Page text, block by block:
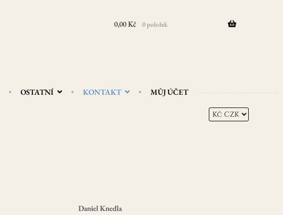
0,00Kč 0 položek
OSTATNÍ KONTAKT MŮJ ÚČET
Daniel Knedla